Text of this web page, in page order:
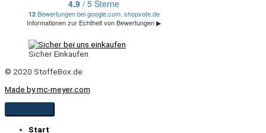
Sicher Einkaufen
© 2020 StoffeBox.de
Made by mc-meyer.com
Start